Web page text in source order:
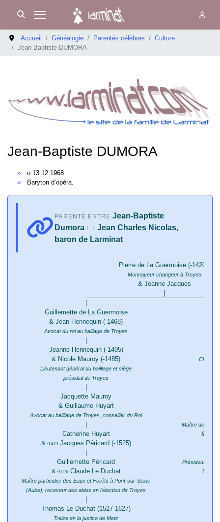
Accueil Généalogie Parentés célèbres
Culture
Jean-Baptiste DUMORA
Jean-Baptiste DUMORA
o 13.12.1968
Baryton d’opéra.
PARENTÉ ENTRE Jean-Baptiste
Dumora ET Jean Charles Nicolas,
baron de Larminat
Pierre de La Guermoise (-1420/)
Monnayeur changeur à Troyes
& Jeanne Jacques
Guillemette de La Guermoise
& Jean Hennequin (-1468)
Avocat du roi au baillage de Troyes
Jeanne Hennequin (-1495)
& Nicole Mauroy (-1485)
Lieutenant général du bailliage et siège
présidial de Troyes
Jacquette Mauroy
& Guillaume Huyart
Avocat au bailliage de Troyes, conseiller du Roi
Catherine Huyart
&~1479Jacques Péricard (-1525)
Guillemette Péricard
&~1526Claude Le Duchat
Maître particulier des Eaux et Forêts à Pont-sur-Seine
(Aube), receveur des aides en l'élection de Troyes
Thomas Le Duchat (1527-1627)
Treize en la justice de Metz
Maître des
&
Président des
&